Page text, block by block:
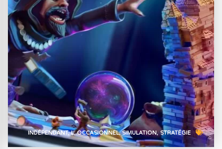
INDÉPENDANT L OCCASIONNEL SIMULATION STRATÉGIE